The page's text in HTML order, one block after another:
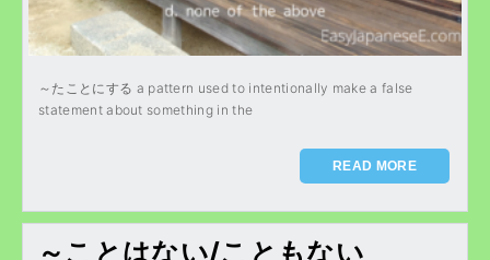
～たことにする a pattern used to intentionally make a false
statement about something in the
READ MORE
～ことはない/こともない